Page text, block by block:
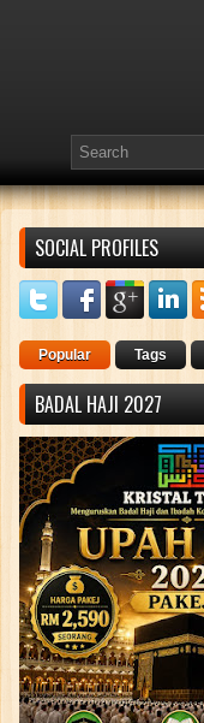
SOCIAL PROFILES
Popular Tags
BADAL HAJI 2027